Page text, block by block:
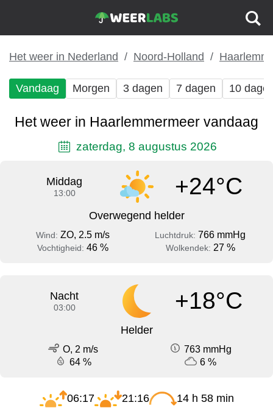
Het weer in Nederland Noord-Holland
Vandaag Morgen 3 dagen 7 dagen 10
Het weer in Haarlemmermeer vandaag
zaterdag, 8 augustus 2026
Middag
13:00 +24°C
Overwegend helder
Wind: ZO, 2.5 m/s Luchtdruk: 766 mmHg
Vochtigheid: 46 % Wolkendek: 27 %
Nacht
03:00 +18°C
Helder
O, 2 m/s
763 mmHg
64 %
6 %
06:17 21:16 14 h 58 min